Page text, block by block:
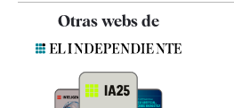
Contacto
Otras webs de